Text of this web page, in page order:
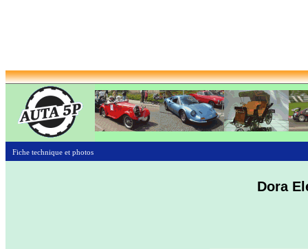
Fiche technique et photos
Dora